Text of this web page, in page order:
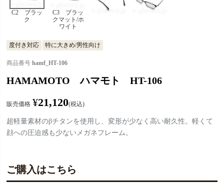
C2 ブラッ
ク
C3 ブラッ
クマット/ホ
ワイト
度付き対応 特に大きめ/男性向け
商品番号 hamf_HT-106
HAMAMOTO ハマモト HT-106
販売価格 ¥21,120 税込
超軽量素材のβチタンを使用し、変形が少なく高い耐久性。軽くて
顔への圧迫感も少ないメガネフレーム。
ご購入はこちら